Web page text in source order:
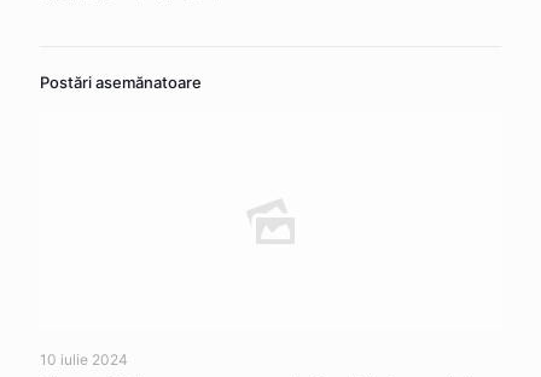
Postări asemănatoare
10 iulie 2024